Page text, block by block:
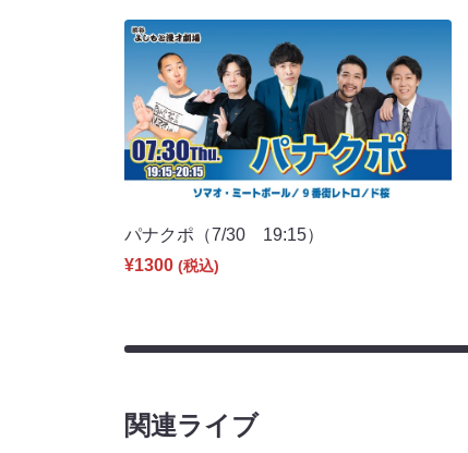
パナクポ（7/30 19:15）
¥1300 (税込)
関連ライブ